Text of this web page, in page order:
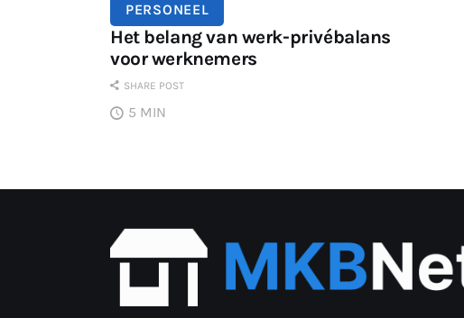
PERSONEEL
Het belang van werk-privébalans
voor werknemers
SHARE POST
5 MIN